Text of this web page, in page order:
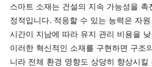
스마트 소재는 건설의 지속 가능성을 촉
정적입니다. 적응할 수 있는 능력은 자
시간이 지남에 따라 유지 관리 비용을
이러한 혁신적인 소재를 구현하면 구조
니라 전체 환경 영향도 상당히 향상시킬